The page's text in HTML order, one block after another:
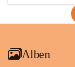
Alben